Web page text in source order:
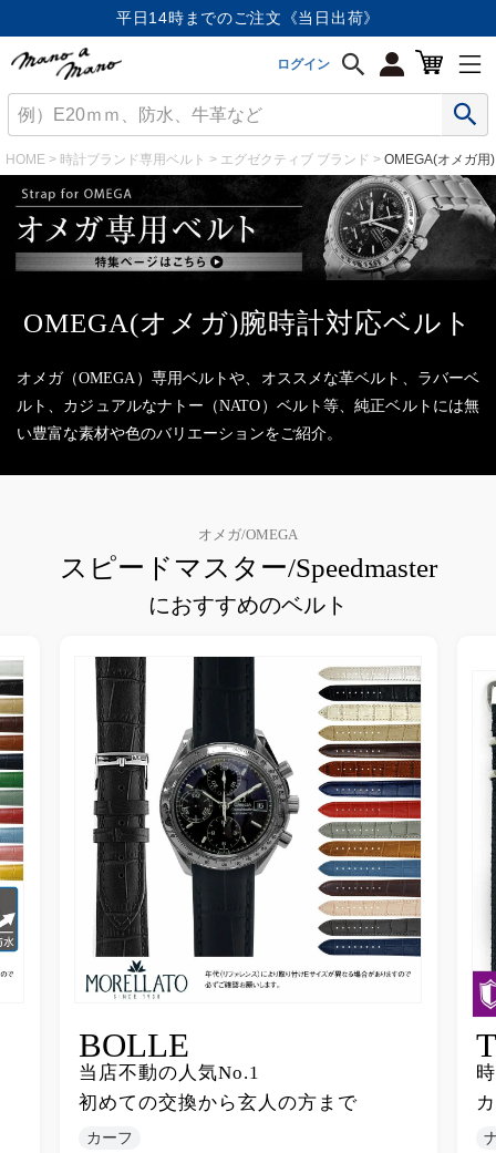
平日14時までのご注文《当日出荷》
ログイン
HOME 時計ブランド専用ベルト エグゼクティブ ブランド OMEGA(オメガ用)
OMEGA(オメガ)腕時計対応ベルト
オメガ（OMEGA）専用ベルトや、オススメな革ベルト、ラバーベ
ルト、カジュアルなナトー（NATO）ベルト等、純正ベルトには無
い豊富な素材や色のバリエーションをご紹介。
オメガ/OMEGA
スピードマスター/Speedmaster
におすすめのベルト
BOLLE
当店不動の人気No.1
初めての交換から玄人の方まで
カーフ